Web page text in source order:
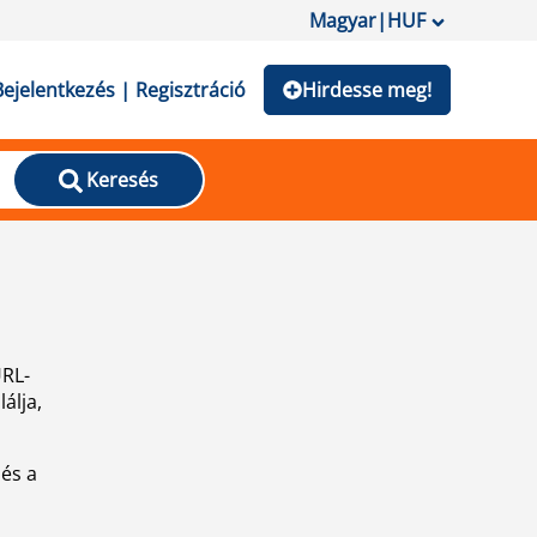
Magyar|HUF
| Regisztráció Hirdesse meg!
Keresés
a